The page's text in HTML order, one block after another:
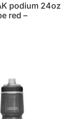
podium 24oz
red –